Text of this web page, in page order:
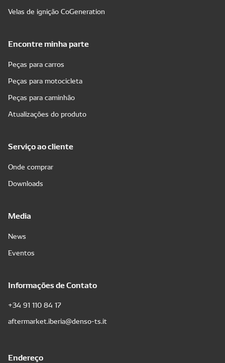
Velas de ignição CoGeneration
Encontre minha parte
Peças para carros
Peças para motocicleta
Peças para caminhão
Atualizações do produto
Serviço ao cliente
Onde comprar
Downloads
Media
News
Eventos
Informações de Contato
+34 91 110 84 17
aftermarket.iberia@denso-ts.it
Endereço